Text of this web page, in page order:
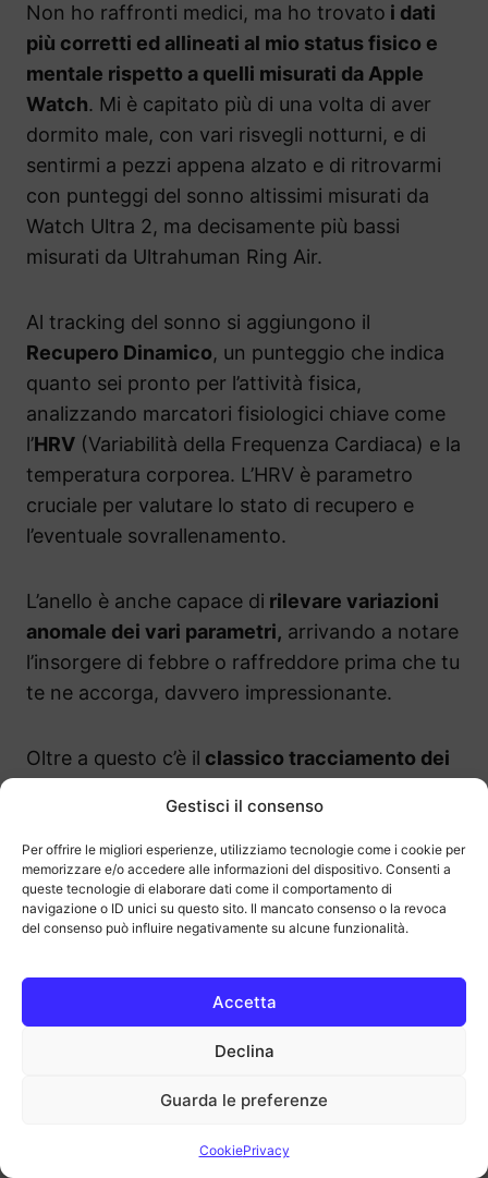
Gestisci il consenso
Per offrire le migliori esperienze, utilizziamo tecnologie come i cookie per
memorizzare e/o accedere alle informazioni del dispositivo. Consenti a
queste tecnologie di elaborare dati come il comportamento di
navigazione o ID unici su questo sito. Il mancato consenso o la revoca
del consenso può influire negativamente su alcune funzionalità.
Accetta
Declina
Guarda le preferenze
CookiePrivacy
Non ho raffronti medici, ma ho trovato i dati
più corretti ed allineati al mio status fisico e
mentale rispetto a quelli misurati da Apple
Watch. Mi è capitato più di una volta di aver
dormito male, con vari risvegli notturni, e di
sentirmi a pezzi appena alzato e di ritrovarmi
con punteggi del sonno altissimi misurati da
Watch Ultra 2, ma decisamente più bassi
misurati da Ultrahuman Ring Air.
Al tracking del sonno si aggiungono il
Recupero Dinamico, un punteggio che indica
quanto sei pronto per l’attività fisica,
analizzando marcatori fisiologici chiave come
l’HRV (Variabilità della Frequenza Cardiaca) e la
temperatura corporea. L’HRV è parametro
cruciale per valutare lo stato di recupero e
l’eventuale sovrallenamento.
L’anello è anche capace di rilevare variazioni
anomale dei vari parametri, arrivando a notare
l’insorgere di febbre o raffreddore prima che tu
te ne accorga, davvero impressionante.
Oltre a questo c’è il classico tracciamento dei
durante la giornata e dellafrequenza cardiaca
a riposo.
Funzionalità avanzate e Biohacking
A fare la differenza sono però i Power Plugs
strumenti di Coaching dedicati
alle funzionalià avanzate e al Biohacking
Dall’app Ultrahuman possiamo attivare
per capire come il regolare al meglio il tuo